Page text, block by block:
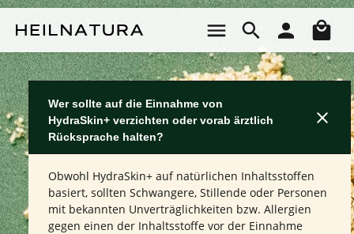
Wer sollte auf die Einnahme von
HydraSkin+ verzichten oder vorab ärztlich
Rücksprache halten?
Obwohl HydraSkin+ auf natürlichen Inhaltsstoffen
basiert, sollten Schwangere, Stillende oder Personen
mit bekannten Unverträglichkeiten bzw. Allergien
gegen einen der Inhaltsstoffe vor der Einnahme